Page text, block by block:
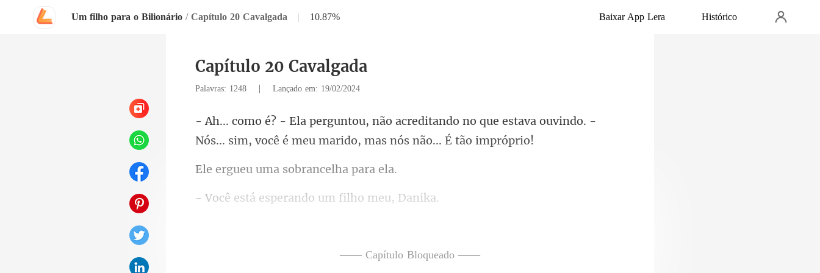
Um filho para o Bilionário / Capítulo 20 Cavalgada | 10.87% Baixar App Lera Histórico
Capítulo 20 Cavalgada
Palavras: 1248 | Lançado em: 19/02/2024
ndo no que estava ouvindo. -
Nós... sim, você
ma sobrancel
perando um fil
—— Capítulo Bloqueado ——